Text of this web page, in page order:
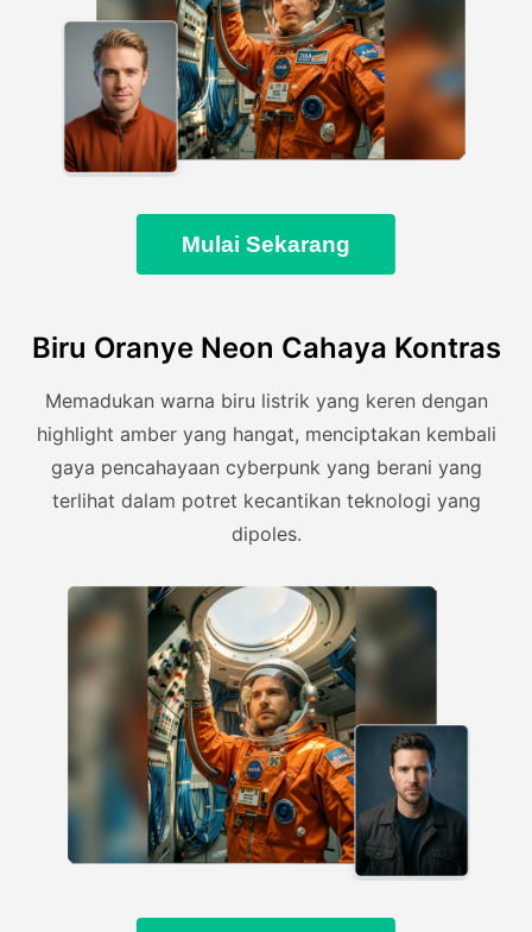
Mulai Sekarang
Biru Oranye Neon Cahaya Kontras
Memadukan warna biru listrik yang keren dengan
highlight amber yang hangat, menciptakan kembali
gaya pencahayaan cyberpunk yang berani yang
terlihat dalam potret kecantikan teknologi yang
dipoles.